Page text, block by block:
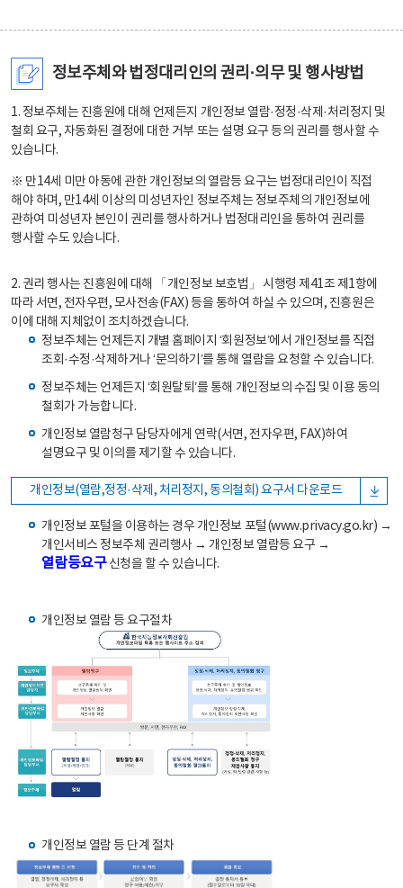
정보주체와 법정대리인의 권리·의무 및 행사방법
1. 정보주체는 진흥원에 대해 언제든지 개인정보 열람·정정·삭제·처리정지 및
철회 요구, 자동화된 결정에 대한 거부 또는 설명 요구 등의 권리를 행사할 수
있습니다.
※ 만14세 미만 아동에 관한 개인정보의 열람등 요구는 법정대리인이 직접
해야 하며, 만14세 이상의 미성년자인 정보주체는 정보주체의 개인정보에
관하여 미성년자 본인이 권리를 행사하거나 법정대리인을 통하여 권리를
행사할 수도 있습니다.
2. 권리 행사는 진흥원에 대해 「개인정보 보호법」 시행령 제41조 제1항에
따라 서면, 전자우편, 모사전송(FAX) 등을 통하여 하실 수 있으며, 진흥원은
이에 대해 지체없이 조치하겠습니다.
정보주체는 언제든지 개별 홈페이지 ‘회원정보’에서 개인정보를 직접
조회·수정·삭제하거나 ‘문의하기’를 통해 열람을 요청할 수 있습니다.
정보주체는 언제든지 ‘회원탈퇴’를 통해 개인정보의 수집 및 이용 동의
철회가 가능합니다.
개인정보 열람청구 담당자에게 연락(서면, 전자우편, FAX)하여
설명요구 및 이의를 제기할 수 있습니다.
개인정보(열람,정정·삭제, 처리정지, 동의철회) 요구서 다운로드
개인정보 포털을 이용하는 경우 개인정보 포털(www.privacy.go.kr) →
개인서비스 정보주체 권리행사 → 개인정보 열람등 요구 →
열람등요구신청을 할 수 있습니다.
개인정보 열람 등 요구절차
개인정보 열람 등 단계 절차